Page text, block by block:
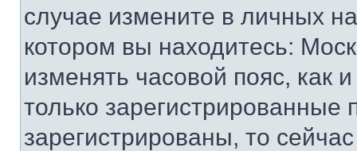
случае измените в личных
котором вы находитесь:
изменять часовой пояс, как
только
зарегистрированы, то